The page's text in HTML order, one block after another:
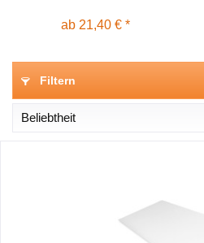
ab 21,40 € *
Filtern